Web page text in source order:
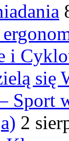
i
się
Sport
2